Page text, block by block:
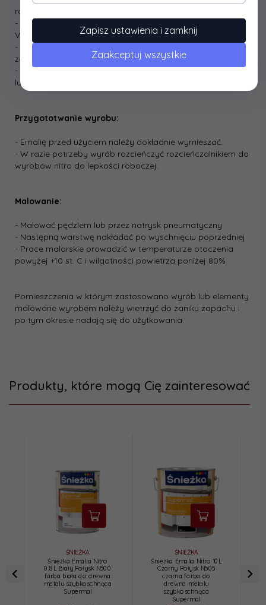
rozpuszczalnikiem nitro albo benzyną ekstrakcyjną.
- Tak przygotowane nowe podłoże zagruntować lakierem
VIDARON PODKŁAD NITRO.
- Podłoże metalowe oczyścić z rdzy i innych
zanieczyszczeń, odtłuścić, malować bezpośrednio emalią
- Podłoża przeznaczone do renowacji oczyścić, usunąć
luźno związane warstwy starych emalii, odpylić.
Przygototwanie wyrobu:
- Emalię przed użyciem należy dokładnie wymieszać.
- W razie potrzeby wyrób rozcieńczyć rozcieńczalnikiem do
wyrobów nitro do lepkości roboczej.
Malowanie:
- Malować pędzlem lub przez natrysk pneumatyczny
- Następną warstwę nakładać po wyschnięciu poprzedniej
- Prace malarskie prowadzić w temperaturze otoczenia
powyżej +10 st. C i wilgotności powietrza poniżej 80%
Pomieszczenia w którym zastosowano wyrób lub elementy
malowane wyrobem należy wietrzyć do zaniku zapachu i
po tym okresie nadają się do użytkowania.
Produkty, które mogą Cię zainteresować
ŚNIEŻKA
Śnieżka Emalia Nitro
0,8L Biały Połysk N500
farba biała do drewna
metalu szybkoschnąca
Supermal
ŚNIEŻKA
Śnieżka Emalia Nitro 10L
Czarny Połysk N505
czarna farba do
drewna metalu
szybkoschnąca
Supermal
Zapisz ustawienia i zamknij
Zaakceptuj wszystkie